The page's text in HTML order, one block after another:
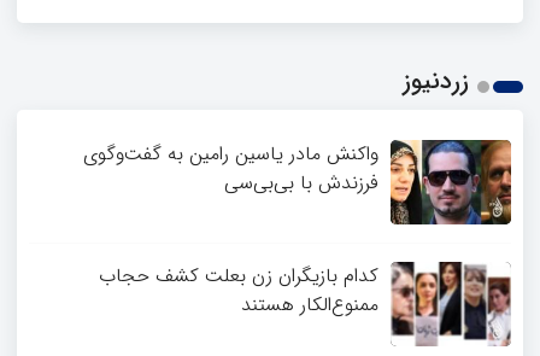
زردنیوز
واکنش مادر یاسین رامین به گفت‌وگوی
فرزندش با بی‌بی‌سی
کدام بازیگران زن بعلت کشف حجاب
ممنوع‌الکار هستند